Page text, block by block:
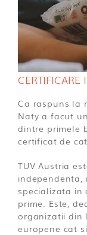
CERTIFICARE
Ca raspuns la
Naty a facut
dintre primele
certificat de
TUV Austria
independenta,
specializata in
prime. Este,
organizatii din
europene cat